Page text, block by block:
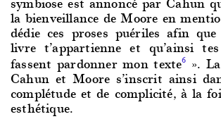
la bienveillance de Moore en
dédie ces proses puériles afin que
livre t’appartienne et qu’ainsi
fassent pardonner mon texte6 ».
Cahun et Moore s’inscrit ainsi
complétude et de complicité, à la
esthétique.